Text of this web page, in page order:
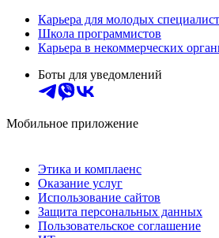
Карьера для молодых
Школа программистов
Карьера в некоммерческих
Боты для уведомлений
Мобильное приложение
Этика и комплаенс
Оказание услуг
Использование сайтов
Защита персональных данных
Пользовательское соглашение